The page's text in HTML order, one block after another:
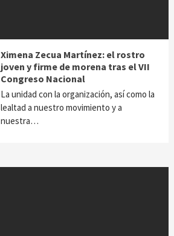
Ximena Zecua Martínez: el rostro
joven y firme de morena tras el VII
Congreso Nacional
La unidad con la organización, así como la
lealtad a nuestro movimiento y a
nuestra…